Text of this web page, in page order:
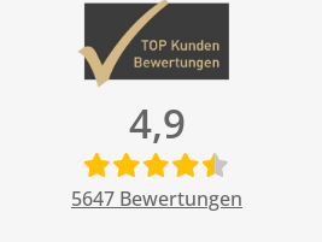
4,9
5647 Bewertungen